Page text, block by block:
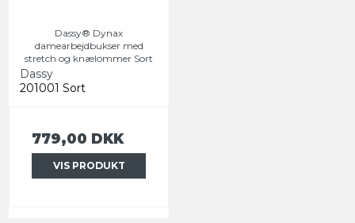
Dassy® Dynax
damearbejdbukser med
stretch og knælommer Sort
Dassy
201001 Sort
779,00 DKK
VIS PRODUKT